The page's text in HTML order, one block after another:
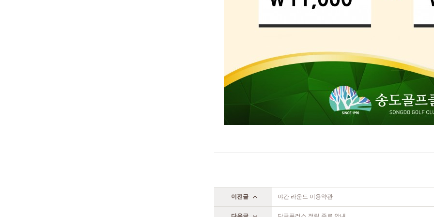
이전글 야간 라운드 이용약관